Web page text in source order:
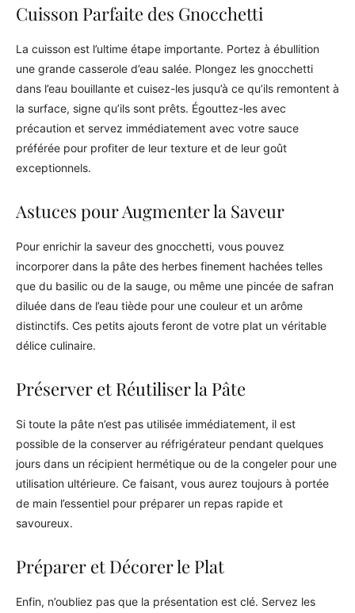
Cuisson Parfaite des Gnocchetti
La cuisson est l’ultime étape importante. Portez à ébullition
une grande casserole d’eau salée. Plongez les gnocchetti
dans l’eau bouillante et cuisez-les jusqu’à ce qu’ils remontent à
la surface, signe qu’ils sont prêts. Égouttez-les avec
précaution et servez immédiatement avec votre sauce
préférée pour profiter de leur texture et de leur goût
exceptionnels.
Astuces pour Augmenter la Saveur
Pour enrichir la saveur des gnocchetti, vous pouvez
incorporer dans la pâte des herbes finement hachées telles
que du basilic ou de la sauge, ou même une pincée de safran
diluée dans de l’eau tiède pour une couleur et un arôme
distinctifs. Ces petits ajouts feront de votre plat un véritable
délice culinaire.
Préserver et Réutiliser la Pâte
Si toute la pâte n’est pas utilisée immédiatement, il est
possible de la conserver au réfrigérateur pendant quelques
jours dans un récipient hermétique ou de la congeler pour une
utilisation ultérieure. Ce faisant, vous aurez toujours à portée
de main l’essentiel pour préparer un repas rapide et
savoureux.
Préparer et Décorer le Plat
Enfin, n’oubliez pas que la présentation est clé. Servez les